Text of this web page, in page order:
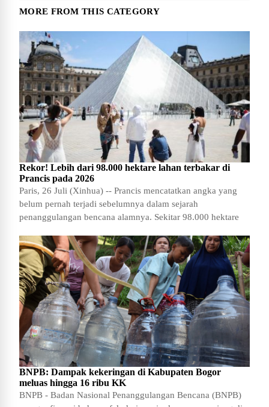
MORE FROM THIS CATEGORY
Rekor! Lebih dari 98.000 hektare lahan terbakar di
Prancis pada 2026
Paris, 26 Juli (Xinhua) -- Prancis mencatatkan angka yang
belum pernah terjadi sebelumnya dalam sejarah
penanggulangan bencana alamnya. Sekitar 98.000 hektare
BNPB: Dampak kekeringan di Kabupaten Bogor
meluas hingga 16 ribu KK
BNPB - Badan Nasional Penanggulangan Bencana (BNPB)